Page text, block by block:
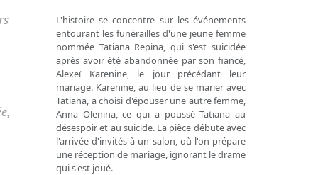
L'histoire se concentre sur les événements
entourant les funérailles d'une jeune femme
nommée Tatiana Repina, qui s'est suicidée
après avoir été abandonnée par son fiancé,
Alexeï Karenine, le jour précédant leur
mariage. Karenine, au lieu de se marier avec
Tatiana, a choisi d'épouser une autre femme,
Anna Olenina, ce qui a poussé Tatiana au
désespoir et au suicide. La pièce débute avec
l'arrivée d'invités à un salon, où l'on prépare
une réception de mariage, ignorant le drame
qui s'est joué.